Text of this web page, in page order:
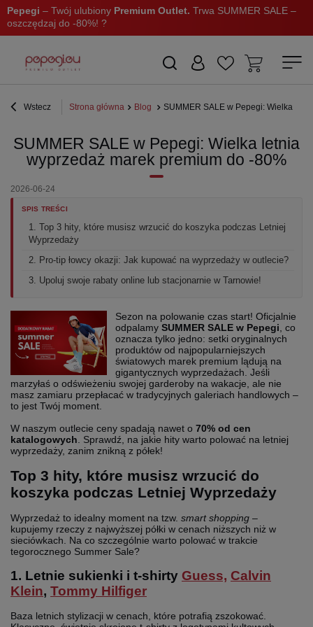
Pepegi – Twój ulubiony Premium Outlet. Trwa SUMMER SALE –
oszczędzaj do -80%! ?
Wstecz Strona główna Blog SUMMER SALE w Pepegi: Wielka
SUMMER SALE w Pepegi: Wielka letnia
wyprzedaż marek premium do -80%
2026-06-24
SPIS TREŚCI
1. Top 3 hity, które musisz wrzucić do koszyka podczas Letniej
Wyprzedaży
2. Pro-tip łowcy okazji: Jak kupować na wyprzedaży w outlecie?
3. Upoluj swoje rabaty online lub stacjonarnie w Tarnowie!
Sezon na polowanie czas start! Oficjalnie
odpalamy SUMMER SALE w Pepegi , co
oznacza tylko jedno: setki oryginalnych
produktów od najpopularniejszych
światowych marek premium lądują na
gigantycznych wyprzedażach. Jeśli
marzyłaś o odświeżeniu swojej garderoby na wakacje, ale nie
masz zamiaru przepłacać w tradycyjnych galeriach handlowych –
to jest Twój moment.
W naszym outlecie ceny spadają nawet o 70% od cen
katalogowych . Sprawdź, na jakie hity warto polować na letniej
wyprzedaży, zanim znikną z półek!
Top 3 hity, które musisz wrzucić do
koszyka podczas Letniej Wyprzedaży
Wyprzedaż to idealny moment na tzw. smart shopping –
kupujemy rzeczy z najwyższej półki w cenach niższych niż w
sieciówkach. Na co szczególnie warto polować w trakcie
tegorocznego Summer Sale?
1. Letnie sukienki i t-shirty Guess, Calvin
Klein, Tommy Hilfiger
Baza letnich stylizacji w cenach, które potrafią zszokować.